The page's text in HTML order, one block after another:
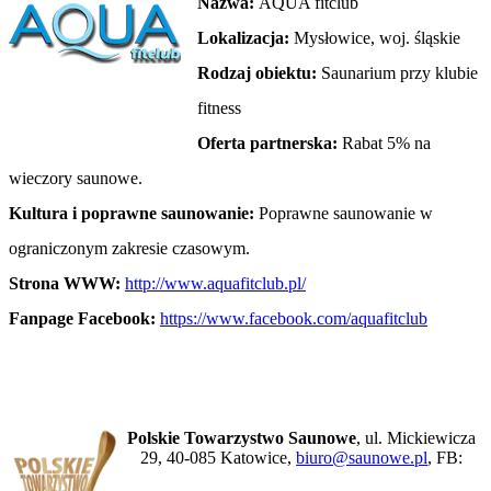
Lokalizacja: Mysłowice, woj. śląskie
Rodzaj obiektu: Saunarium przy klubie
fitness
Oferta partnerska: Rabat 5% na
wieczory saunowe.
Kultura i poprawne saunowanie: Poprawne saunowanie w
ograniczonym zakresie czasowym.
Strona WWW: http://www.aquafitclub.pl/
Fanpage Facebook: https://www.facebook.com/aquafitclub
Polskie Towarzystwo Saunowe, ul. Mickiewicza
29, 40-085 Katowice,biuro@saunowe.pl, FB: